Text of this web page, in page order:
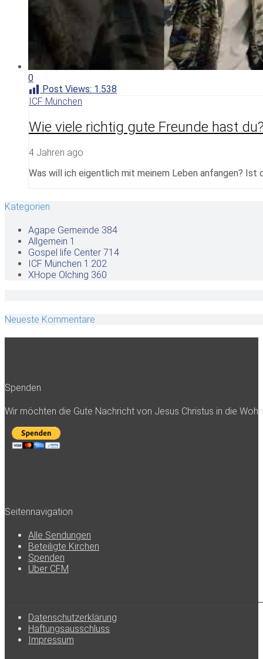
0
Post Views: 1.538
ICF München
Wie viele richtig gute Freunde hast
4 Jahren ago
Was will ich eigentlich mit meinem Leben anfangen? Ist
Kategorien
Agape Gemeinde 384
Allgemein 1
Gospel life Center 714
ICF München 1.202
XHope Olching 360
Neueste Kommentare
Spenden
Wir möchten die Gute Nachricht von Jesus Christus in die
Seitennavigation
Alle Sendungen
Beteiligte Kirchen
Spenden
Über CFM
Datenschutzerklärung
Haftungsausschluss
Impressum